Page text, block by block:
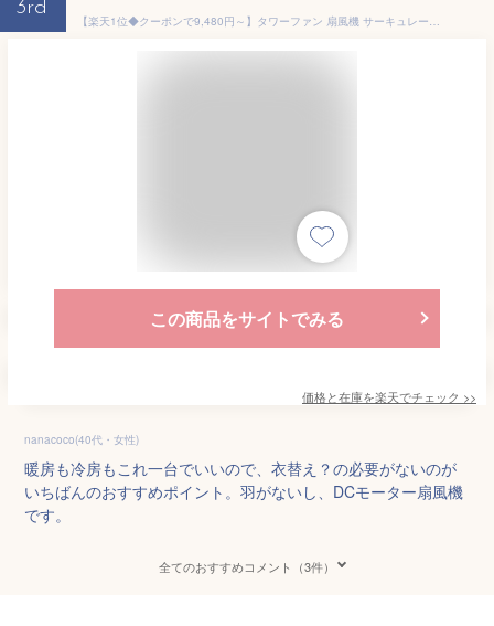
3rd
【楽天1位◆クーポンで9,480円～】タワーファン 扇風機 サーキュレーター DCモーター セラミックヒーター 冷暖兼用 羽なし ファンヒーター 暖房器具 省エネ ヒーター 循環 静音 スリム 大風量 冷暖タイプ リモコン タイマー 首振り 3段温風 転倒OFF PSE 節電 リビング
この商品をサイトでみる
価格と在庫を楽天でチェック >>
nanacoco(40代・女性)
暖房も冷房もこれ一台でいいので、衣替え？の必要がないのが
いちばんのおすすめポイント。羽がないし、DCモーター扇風機
です。
全てのおすすめコメント（3件）